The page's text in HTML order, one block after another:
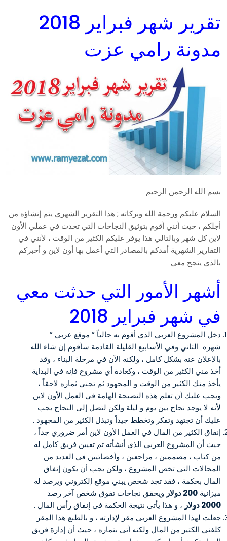
تقرير شهر فبراير 2018
مدونة رامي عزت
بسم الله الرحمن الرحيم
السلام عليكم ورحمة الله وبركاته ; هذا التقرير الشهري يتم إنشاؤه من
أجلكم ، حيث أنني أقوم بتوثيق النجاحات التي تحدث في عملي الأون
لاين كل شهر وبالتالي هذا يوفر عليكم الكثير من الوقت ، لأنني في
التقارير الشهرية أمدكم بالمصادر التي أعمل بها أون لاين و أخبركم
بالذي ينجح معي
أشهر الأمور التي حدثت معي
في شهر فبراير 2018
دخل المشروع العربي الذي أقوم به حالياً ” موقع عربي ”
شهره الثاني وفي الأسابيع القليلة القادمة سأقوم إن شاء الله
بالإعلان عنه بشكل كامل ، ولكنه الآن في مرحلة البناء ، وقد
أخذ مني الكثير من الوقت ، وكعادة أي مشروع فإنه في البداية
يأخذ منك الكثير من الوقت و المجهود ثم تجني ثماره لاحقاً ،
ويجب عليك أن تعلم هذه النصيحة الهامة في العمل الأون لاين
لأنه لا يوجد نجاح بين يوم و ليلة ولكن لتصل إلى النجاح يجب
عليك أن تجتهد وتفكر وتخطط جيداً وتبذل الكثير من المجهود .
إنفاق الكثير من المال في العمل الأون لاين أمر ضروري جداً ،
حيث أن المشروع العربي الذي أنشأته تم تعيين فريق كامل له
من كتاب ، مصممين ، مراجعين ، وأخصائيين في العديد من
المجالات التي تخص المشروع ، ولكن يجب أن يكون إنفاق
المال بحكمة ، فقد تجد شخص يبني موقع إلكتروني ويرصد له
ميزانية 200 دولار
ويحقق نجاحات تفوق شخص آخر رصد
2000 دولار
، و هذا يأتي نتيجة الحكمة في إنفاق رأس المال .
جعلت لهذا المشروع العربي مقر لإدارته ، و بالطبع هذا المقر
كلفني الكثير من المال ولكنه أتى بثماره ، حيث أن إدارة فريق